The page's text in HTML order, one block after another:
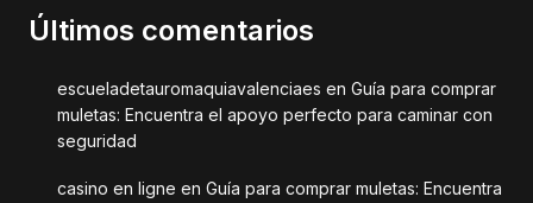
Últimos comentarios
escueladetauromaquiavalenciaes en Guía para comprar
muletas: Encuentra el apoyo perfecto para caminar con
seguridad
casino en ligne en Guía para comprar muletas: Encuentra